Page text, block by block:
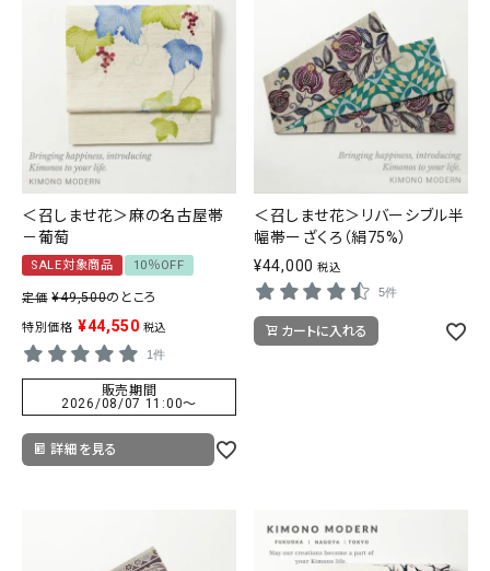
＜召しませ花＞麻の名古屋帯
－葡萄
SALE対象商品 10％OFF
定価 ¥49,500のところ
特別価格 ¥44,550 税込
1件
販売期間
2026/08/07 11:00〜
詳細を見る
＜召しませ花＞リバーシブル半
幅帯ーざくろ（絹75%）
¥44,000 税込
5件
カートに入れる